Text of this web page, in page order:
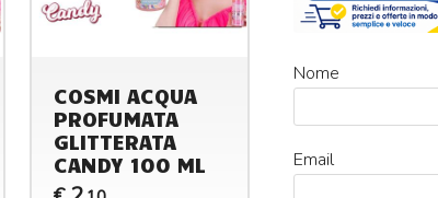
COSMI ACQUA
PROFUMATA
GLITTERATA
CANDY 100 ML
Nome
Email